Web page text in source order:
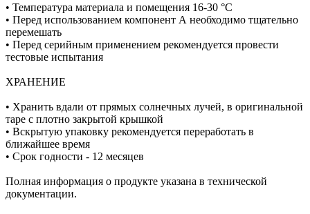
• Температура материала и помещения 16-30 °C
• Перед использованием компонент А необходимо тщательно
перемешать
• Перед серийным применением рекомендуется провести
тестовые испытания
ХРАНЕНИЕ
• Хранить вдали от прямых солнечных лучей, в оригинальной
таре с плотно закрытой крышкой
• Вскрытую упаковку рекомендуется переработать в
ближайшее время
• Срок годности - 12 месяцев
Полная информация о продукте указана в технической
документации.